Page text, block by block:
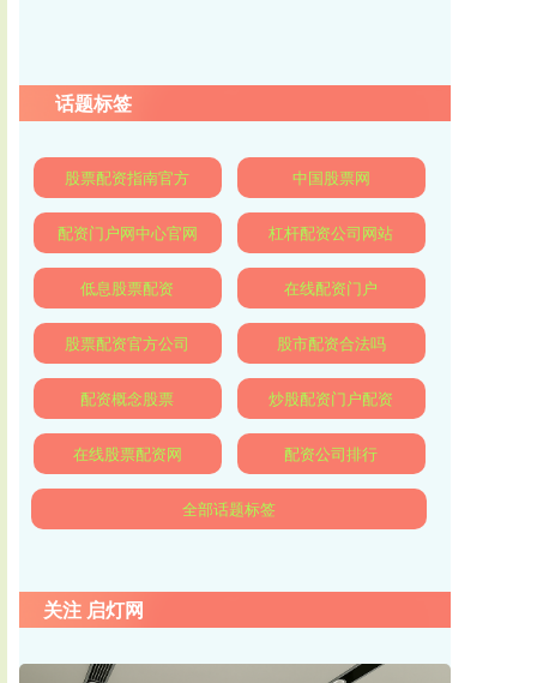
话题标签
股票配资指南官方 中国股票网
配资门户网中心官网 杠杆配资公司网站
低息股票配资 在线配资门户
股票配资官方公司 股市配资合法吗
配资概念股票 炒股配资门户配资
在线股票配资网 配资公司排行
全部话题标签
关注 启灯网